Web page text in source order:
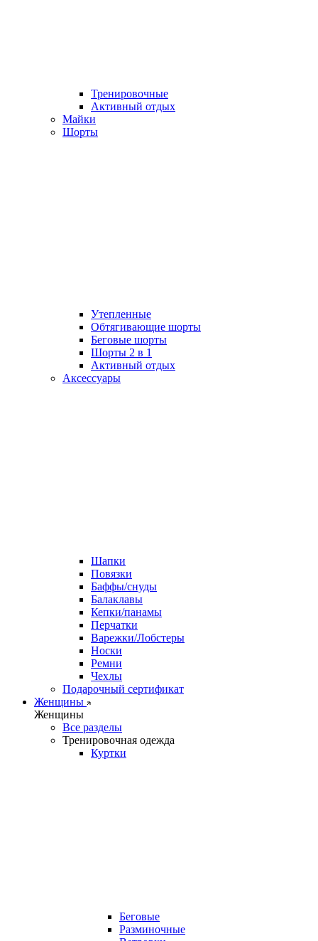
Тренировочные
Активный отдых
Майки
Шорты
Утепленные
Обтягивающие шорты
Беговые шорты
Шорты 2 в 1
Активный отдых
Аксессуары
Шапки
Повязки
Баффы/снуды
Балаклавы
Кепки/панамы
Перчатки
Варежки/Лобстеры
Носки
Ремни
Чехлы
Подарочный сертификат
Женщины
Женщины
Все разделы
Тренировочная одежда
Куртки
Беговые
Разминочные